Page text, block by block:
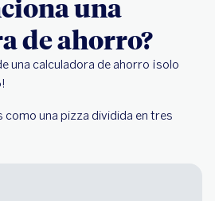
una
de ahorro?
una calculadora de ahorro ¡solo
como una pizza dividida en tres